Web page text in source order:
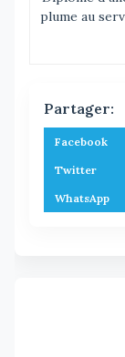
plume au
Partager:
Facebook
Twitter
WhatsApp